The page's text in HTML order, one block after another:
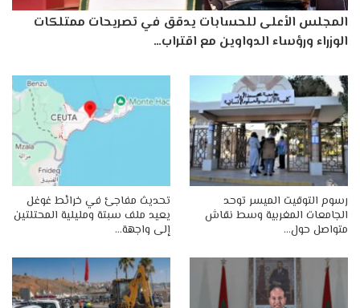
المجلس الأعلى للحسابات يدقق في تصريحات ممتلكات
الوزراء ورؤساء الدواوين مع اقتراب…
رسوم التوقيت الميسر توحد
الجامعات المغربية وسط نقاش
متواصل حول…
تحديث مفاجئ في خرائط غوغل
يعيد ملف سبتة ومليلية المحتلتين
إلى واجهة…